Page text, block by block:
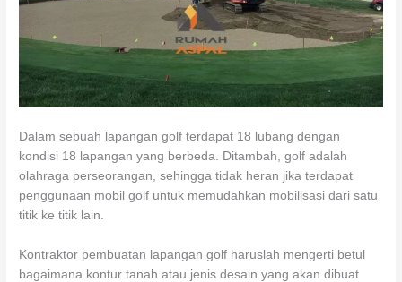
Dalam sebuah lapangan golf terdapat 18 lubang dengan
kondisi 18 lapangan yang berbeda. Ditambah, golf adalah
olahraga perseorangan, sehingga tidak heran jika terdapat
penggunaan mobil golf untuk memudahkan mobilisasi dari satu
titik ke titik lain.
Kontraktor pembuatan lapangan golf haruslah mengerti betul
bagaimana kontur tanah atau jenis desain yang akan dibuat